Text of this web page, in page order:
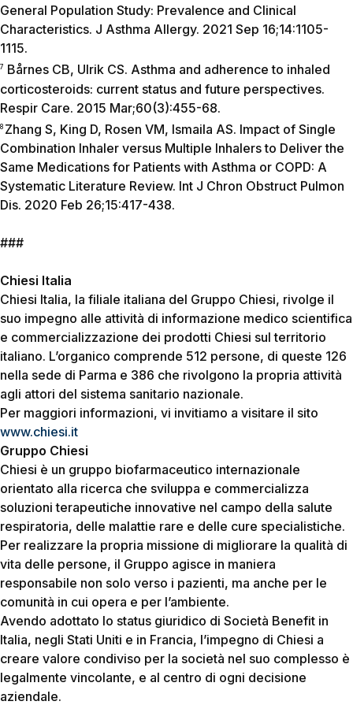
General Population Study: Prevalence and Clinical
Characteristics. J Asthma Allergy. 2021 Sep 16;14:1105-
1115.
7 Bårnes CB, Ulrik CS. Asthma and adherence to inhaled
corticosteroids: current status and future perspectives.
Respir Care. 2015 Mar;60(3):455-68.
8 Zhang S, King D, Rosen VM, Ismaila AS. Impact of Single
Combination Inhaler versus Multiple Inhalers to Deliver the
Same Medications for Patients with Asthma or COPD: A
Systematic Literature Review. Int J Chron Obstruct Pulmon
Dis. 2020 Feb 26;15:417-438.
###
Chiesi Italia
Chiesi Italia, la filiale italiana del Gruppo Chiesi, rivolge il
suo impegno alle attività di informazione medico scientifica
e commercializzazione dei prodotti Chiesi sul territorio
italiano. L’organico comprende 512 persone, di queste 126
nella sede di Parma e 386 che rivolgono la propria attività
agli attori del sistema sanitario nazionale.
Per maggiori informazioni, vi invitiamo a visitare il sito
www.chiesi.it
Gruppo Chiesi
Chiesi è un gruppo biofarmaceutico internazionale
orientato alla ricerca che sviluppa e commercializza
soluzioni terapeutiche innovative nel campo della salute
respiratoria, delle malattie rare e delle cure specialistiche.
Per realizzare la propria missione di migliorare la qualità di
vita delle persone, il Gruppo agisce in maniera
responsabile non solo verso i pazienti, ma anche per le
comunità in cui opera e per l’ambiente.
Avendo adottato lo status giuridico di Società Benefit in
Italia, negli Stati Uniti e in Francia, l’impegno di Chiesi a
creare valore condiviso per la società nel suo complesso è
legalmente vincolante, e al centro di ogni decisione
aziendale.